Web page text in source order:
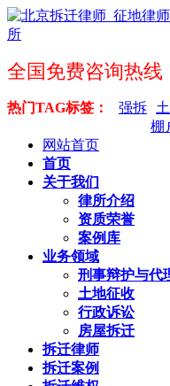
全国免费咨询热线
热门TAG标签：
强拆
棚
网站首页
首页
关于我们
律所介绍
资质荣誉
案例库
业务领域
刑事辩护与代
土地征收
行政诉讼
房屋拆迁
拆迁律师
拆迁案例